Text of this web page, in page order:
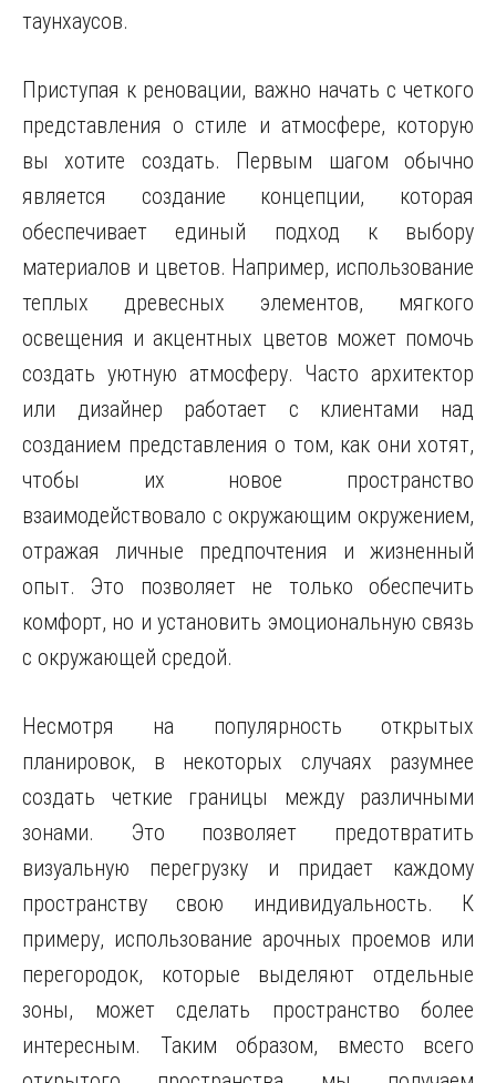
таунхаусов.
Приступая к реновации, важно начать с четкого
представления о стиле и атмосфере, которую
вы хотите создать. Первым шагом обычно
является создание концепции, которая
обеспечивает единый подход к выбору
материалов и цветов. Например, использование
теплых древесных элементов, мягкого
освещения и акцентных цветов может помочь
создать уютную атмосферу. Часто архитектор
или дизайнер работает с клиентами над
созданием представления о том, как они хотят,
чтобы их новое пространство
взаимодействовало с окружающим окружением,
отражая личные предпочтения и жизненный
опыт. Это позволяет не только обеспечить
комфорт, но и установить эмоциональную связь
с окружающей средой.
Несмотря на популярность открытых
планировок, в некоторых случаях разумнее
создать четкие границы между различными
зонами. Это позволяет предотвратить
визуальную перегрузку и придает каждому
пространству свою индивидуальность. К
примеру, использование арочных проемов или
перегородок, которые выделяют отдельные
зоны, может сделать пространство более
интересным. Таким образом, вместо всего